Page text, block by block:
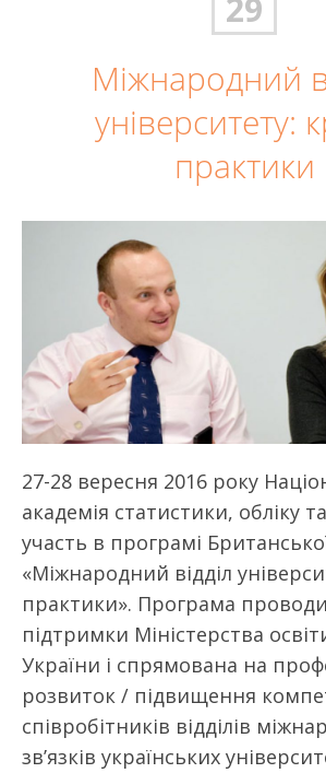
29
Міжнародний
університету:
практики
27-28 вересня 2016 року
академія статистики, обліку
участь в програмі
«Міжнародний відділ
практики». Програма
підтримки Міністерства
України і спрямована на
розвиток / підвищення
співробітників відділів
зв’язків українських